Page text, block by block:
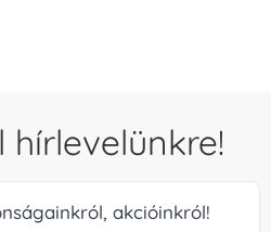
hírlevelünkre!
akcióinkról!